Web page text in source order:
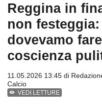
Reggina in
non
dovevamo
coscienza
11.05.2026 13:45 di
Calcio
VEDI LETTURE